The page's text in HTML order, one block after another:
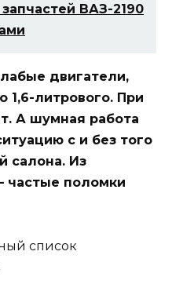
ВАЗ-2190
двигатели,
1,6-литрового. При
А шумная работа
с и без того
салона. Из
частые поломки
список